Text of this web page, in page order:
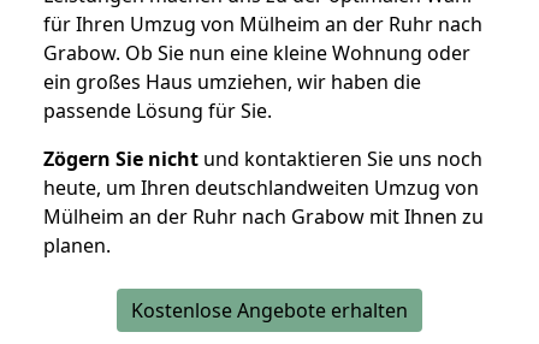
für Ihren Umzug von Mülheim an der Ruhr nach
Grabow. Ob Sie nun eine kleine Wohnung oder
ein großes Haus umziehen, wir haben die
passende Lösung für Sie.
Zögern Sie nicht und kontaktieren Sie uns noch
heute, um Ihren deutschlandweiten Umzug von
Mülheim an der Ruhr nach Grabow mit Ihnen zu
planen.
Kostenlose Angebote erhalten